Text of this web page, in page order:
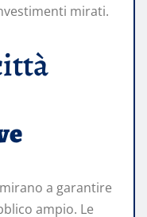
mirati.
a garantire
ampio. Le